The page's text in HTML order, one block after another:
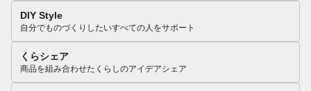
DIY Style
自分でものづくりしたいすべての人をサポート
くらシェア
商品を組み合わせたくらしのアイデアシェア